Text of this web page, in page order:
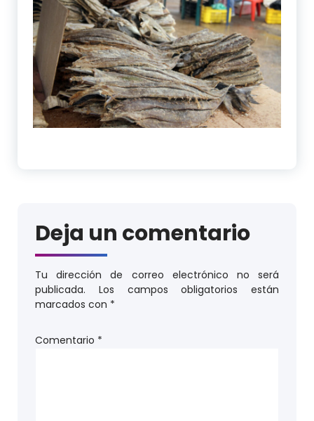
Deja un comentario
Tu dirección de correo electrónico no será
publicada.
Los campos obligatorios están
marcados con *
Comentario *